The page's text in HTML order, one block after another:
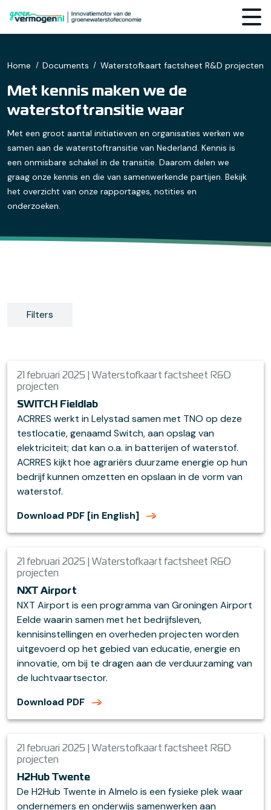
Home Documents Waterstofkaart factsheet R&D projecten
Met kennis maken we de
waterstoftransitie waar
Met een groot aantal initiatieven en organisaties werken we
samen aan de waterstoftransitie van Nederland. Kennis is
een onmisbare schakel in de transitie. Daarom delen we
graag onze kennis en die van samenwerkende partijen. Bekijk
het overzicht van onze rapportages, notities en
onderzoeken.
Filters
21 februari 2025 | Waterstofkaart factsheet R&D
projecten
SWITCH Fieldlab
ACRRES werkt in Lelystad samen met TNO op deze
testlocatie, genaamd Switch, aan opslag van
elektriciteit; dat kan o.a. in batterijen of waterstof.
ACRRES kijkt hoe agrariërs duurzame energie op hun
bedrijf kunnen omzetten en opslaan in de vorm van
waterstof.
Download PDF [in English]
21 februari 2025 | Waterstofkaart factsheet R&D
projecten
NXT Airport
NXT Airport is een programma van Groningen Airport
Eelde waarin samen met het bedrijfsleven,
kennisinstellingen en overheden projecten worden
uitgevoerd op het gebied van educatie, energie en
innovatie, om bij te dragen aan de verduurzaming van
de luchtvaartsector.
Download PDF
21 februari 2025 | Waterstofkaart factsheet R&D
projecten
H2Hub Twente
De H2Hub Twente in Almelo is een fysieke plek waar
ondernemers en onderwijs samenwerken aan